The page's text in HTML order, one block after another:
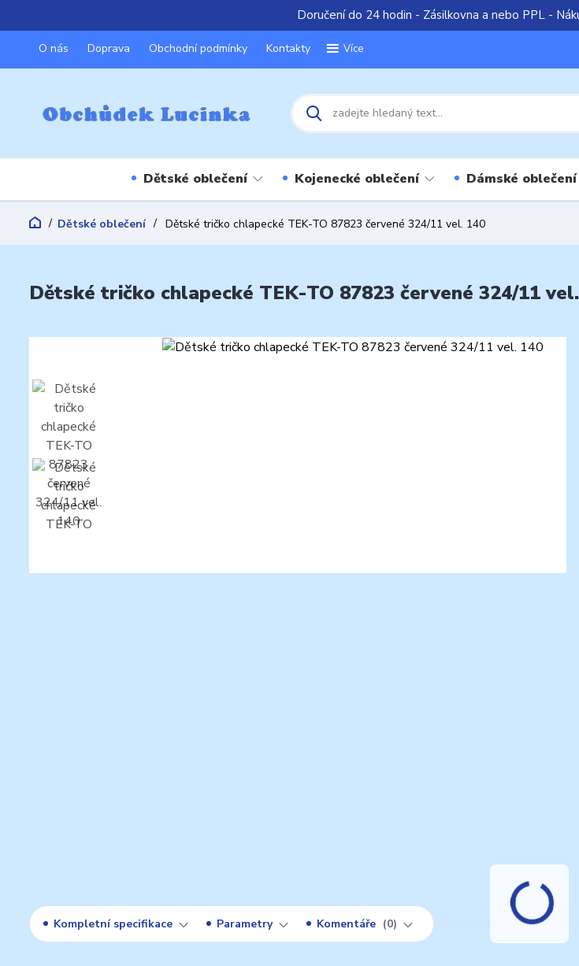
Doručení do 24 hodin - Zásilkovna a nebo PPL -
O nás Doprava Obchodní podmínky Kontakty Více
Dětské oblečení Kojenecké oblečení Dámské oblečení
Dětské oblečení Dětské tričko chlapecké TEK-TO 87823 červené 324/11 vel. 140
Dětské tričko chlapecké TEK-TO 87823 červené 324/11
Kompletní specifikace Parametry Komentáře 0